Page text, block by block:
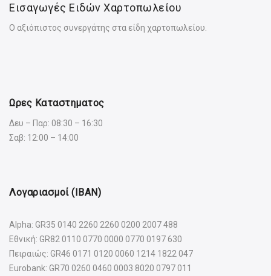
Εισαγωγές Ειδών Χαρτοπωλείου
Ο αξιόπιστος συνεργάτης στα είδη χαρτοπωλείου.
Ωρες Καταστηματος
Δευ – Παρ: 08:30 – 16:30
Σαβ: 12:00 – 14:00
Λογαριασμοί (IBAN)
Alpha: GR35 0140 2260 2260 0200 2007 488
Εθνική: GR82 0110 0770 0000 0770 0197 630
Πειραιώς: GR46 0171 0120 0060 1214 1822 047
Eurobank: GR70 0260 0460 0003 8020 0797 011